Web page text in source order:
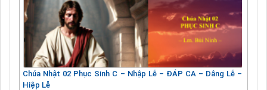
Chúa Nhật 02 Phục Sinh C – Nhập Lễ – ĐÁP CA – Dâng Lễ –
Hiệp Lễ